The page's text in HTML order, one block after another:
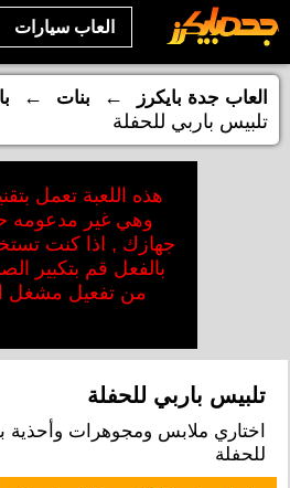
العاب سيارات
العاب جدة بايكرز ← بنات ←
تلبيس باربي للحفلة
هذه اللعبة تعمل
وهي غير مدعومه
جهازك , اذا كنت
بالفعل قم بتكبير
من تفعيل مشغل
تلبيس باربي للحفلة
اختاري ملابس ومجوهرات وأحذية
للحفلة